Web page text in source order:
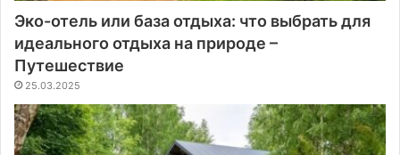
Эко-отель или база отдыха: что выбрать для
идеального отдыха на природе –
Путешествие
25.03.2025